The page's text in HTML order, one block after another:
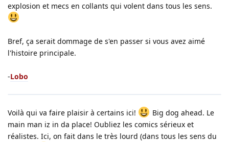
explosion et mecs en collants qui volent dans tous les sens.
Bref, ça serait dommage de s'en passer si vous avez aimé
l'histoire principale.
-Lobo
Voilà qui va faire plaisir à certains ici!
Big dog ahead. Le
main man iz in da place! Oubliez les comics sérieux et
réalistes. Ici, on fait dans le très lourd (dans tous les sens du